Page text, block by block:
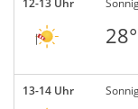
12-13 Uhr
28°
13-14 Uhr